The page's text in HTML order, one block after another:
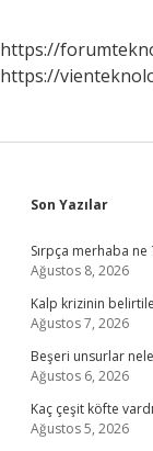
https://
https://
Son Yazılar
Sırpça merhaba ne
Ağustos 8, 2026
Kalp krizinin
Ağustos 7, 2026
Beşeri unsurlar
Ağustos 6, 2026
Kaç çeşit köfte
Ağustos 5, 2026